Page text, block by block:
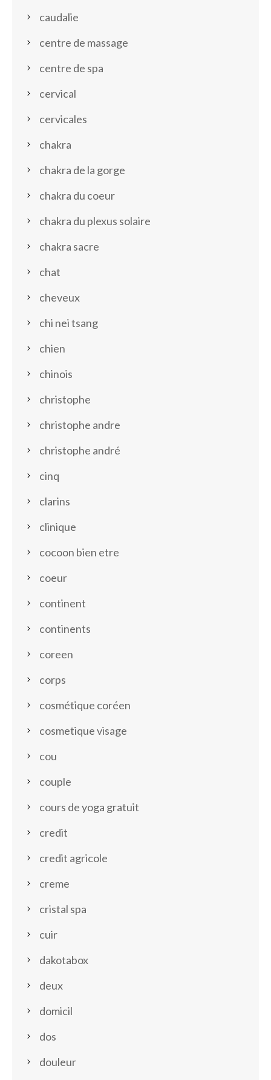
caudalie
centre de massage
centre de spa
cervical
cervicales
chakra
chakra de la gorge
chakra du coeur
chakra du plexus solaire
chakra sacre
chat
cheveux
chi nei tsang
chien
chinois
christophe
christophe andre
christophe andré
cinq
clarins
clinique
cocoon bien etre
coeur
continent
continents
coreen
corps
cosmétique coréen
cosmetique visage
cou
couple
cours de yoga gratuit
credit
credit agricole
creme
cristal spa
cuir
dakotabox
deux
domicil
dos
douleur